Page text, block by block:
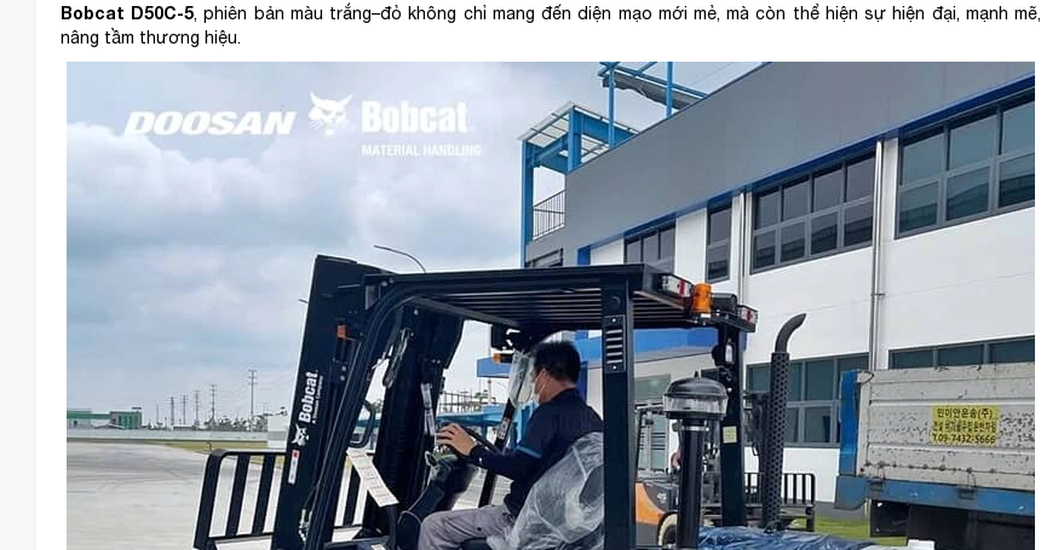
Bobcat D50C-5, phiên bản màu trắng–đỏ không chỉ mang đến diện mạo mới mẻ, mà còn thể hiện sự hiện đại, mạnh mẽ,
nâng tầm thương hiệu.